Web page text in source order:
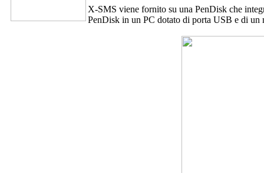
X-SMS viene fornito su una PenDisk che
PenDisk in un PC dotato di porta USB e di